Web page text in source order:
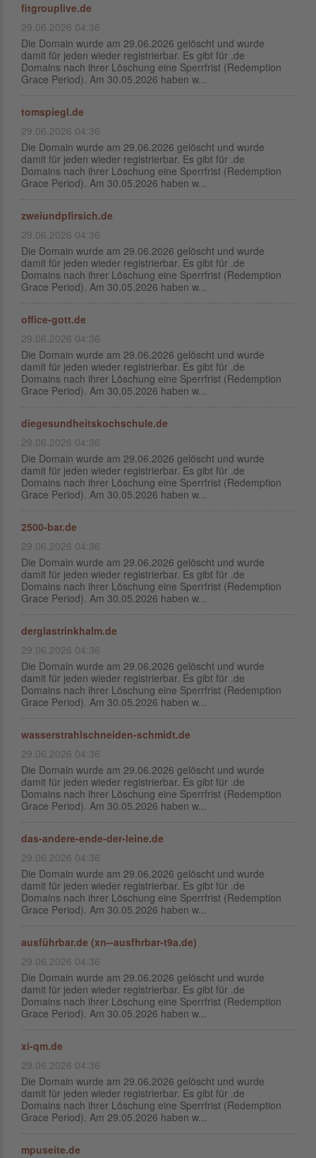
fitgrouplive.de
29.06.2026 04:36
Die Domain wurde am 29.06.2026 gelöscht und wurde
damit für jeden wieder registrierbar. Es gibt für .de
Domains nach ihrer Löschung eine Sperrfrist (Redemption
Grace Period). Am 30.05.2026 haben w...
tomspiegl.de
29.06.2026 04:36
Die Domain wurde am 29.06.2026 gelöscht und wurde
damit für jeden wieder registrierbar. Es gibt für .de
Domains nach ihrer Löschung eine Sperrfrist (Redemption
Grace Period). Am 30.05.2026 haben w...
zweiundpfirsich.de
29.06.2026 04:36
Die Domain wurde am 29.06.2026 gelöscht und wurde
damit für jeden wieder registrierbar. Es gibt für .de
Domains nach ihrer Löschung eine Sperrfrist (Redemption
Grace Period). Am 30.05.2026 haben w...
office-gott.de
29.06.2026 04:36
Die Domain wurde am 29.06.2026 gelöscht und wurde
damit für jeden wieder registrierbar. Es gibt für .de
Domains nach ihrer Löschung eine Sperrfrist (Redemption
Grace Period). Am 30.05.2026 haben w...
diegesundheitskochschule.de
29.06.2026 04:36
Die Domain wurde am 29.06.2026 gelöscht und wurde
damit für jeden wieder registrierbar. Es gibt für .de
Domains nach ihrer Löschung eine Sperrfrist (Redemption
Grace Period). Am 30.05.2026 haben w...
2500-bar.de
29.06.2026 04:36
Die Domain wurde am 29.06.2026 gelöscht und wurde
damit für jeden wieder registrierbar. Es gibt für .de
Domains nach ihrer Löschung eine Sperrfrist (Redemption
Grace Period). Am 30.05.2026 haben w...
derglastrinkhalm.de
29.06.2026 04:36
Die Domain wurde am 29.06.2026 gelöscht und wurde
damit für jeden wieder registrierbar. Es gibt für .de
Domains nach ihrer Löschung eine Sperrfrist (Redemption
Grace Period). Am 30.05.2026 haben w...
wasserstrahlschneiden-schmidt.de
29.06.2026 04:36
Die Domain wurde am 29.06.2026 gelöscht und wurde
damit für jeden wieder registrierbar. Es gibt für .de
Domains nach ihrer Löschung eine Sperrfrist (Redemption
Grace Period). Am 30.05.2026 haben w...
das-andere-ende-der-leine.de
29.06.2026 04:36
Die Domain wurde am 29.06.2026 gelöscht und wurde
damit für jeden wieder registrierbar. Es gibt für .de
Domains nach ihrer Löschung eine Sperrfrist (Redemption
Grace Period). Am 30.05.2026 haben w...
ausführbar.de (xn--ausfhrbar-t9a.de)
29.06.2026 04:36
Die Domain wurde am 29.06.2026 gelöscht und wurde
damit für jeden wieder registrierbar. Es gibt für .de
Domains nach ihrer Löschung eine Sperrfrist (Redemption
Grace Period). Am 30.05.2026 haben w...
xi-qm.de
29.06.2026 04:36
Die Domain wurde am 29.06.2026 gelöscht und wurde
damit für jeden wieder registrierbar. Es gibt für .de
Domains nach ihrer Löschung eine Sperrfrist (Redemption
Grace Period). Am 29.05.2026 haben w...
mpuseite.de